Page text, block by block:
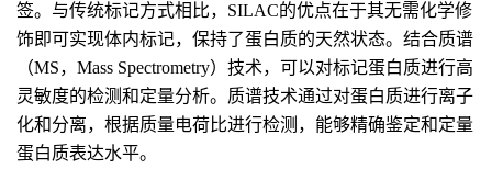
签。与传统标记方式相比，SILAC的优点在于其无需化学修
饰即可实现体内标记，保持了蛋白质的天然状态。结合质谱
（MS，Mass Spectrometry）技术，可以对标记蛋白质进行高
灵敏度的检测和定量分析。质谱技术通过对蛋白质进行离子
化和分离，根据质量电荷比进行检测，能够精确鉴定和定量
蛋白质表达水平。